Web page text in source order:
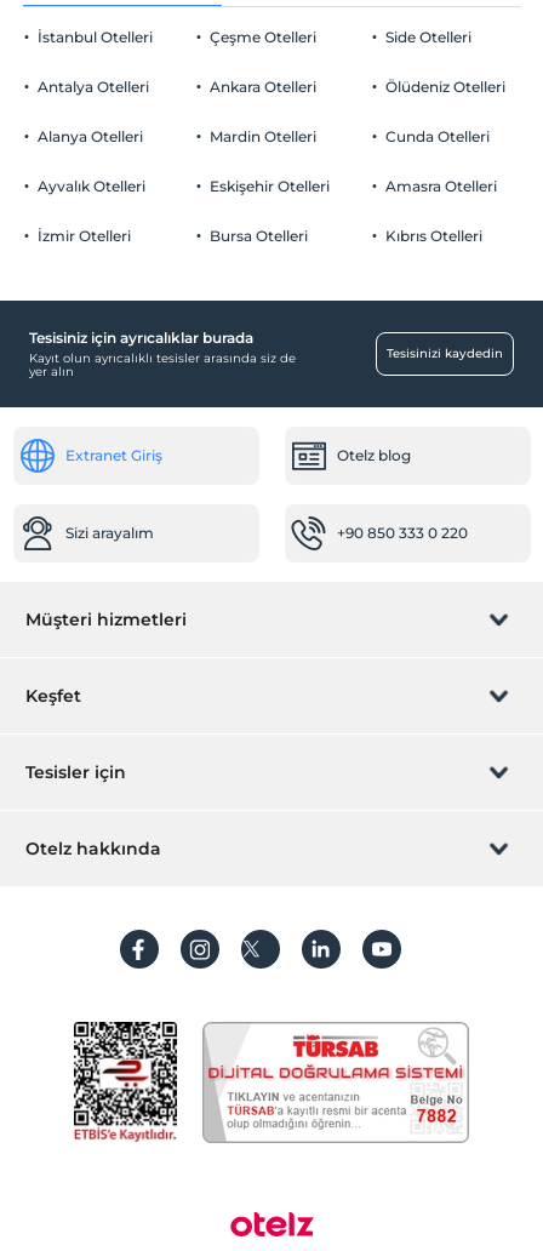
İstanbul Otelleri
Antalya Otelleri
Alanya Otelleri
Ayvalık Otelleri
İzmir Otelleri
Çeşme Otelleri
Ankara Otelleri
Mardin Otelleri
Eskişehir Otelleri
Bursa Otelleri
Side Otelleri
Ölüdeniz Otelleri
Cunda Otelleri
Amasra Otelleri
Kıbrıs Otelleri
Tesisiniz için ayrıcalıklar burada
Kayıt olun ayrıcalıklı tesisler arasında siz de
yer alın
Tesisinizi kaydedin
Extranet Giriş Otelz blog
Sizi arayalım +90 850 333 0 220
Müşteri hizmetleri
Rezervasyon yönet
Sıkça sorulan sorular
İşlem rehberi
Keşfet
Hediye Kart
Hesap oluştur
Tesisler için
Hemen tesisinizi ekleyin
Otelz hakkında
Koşullar ve şartlar
Aydınlatma metni